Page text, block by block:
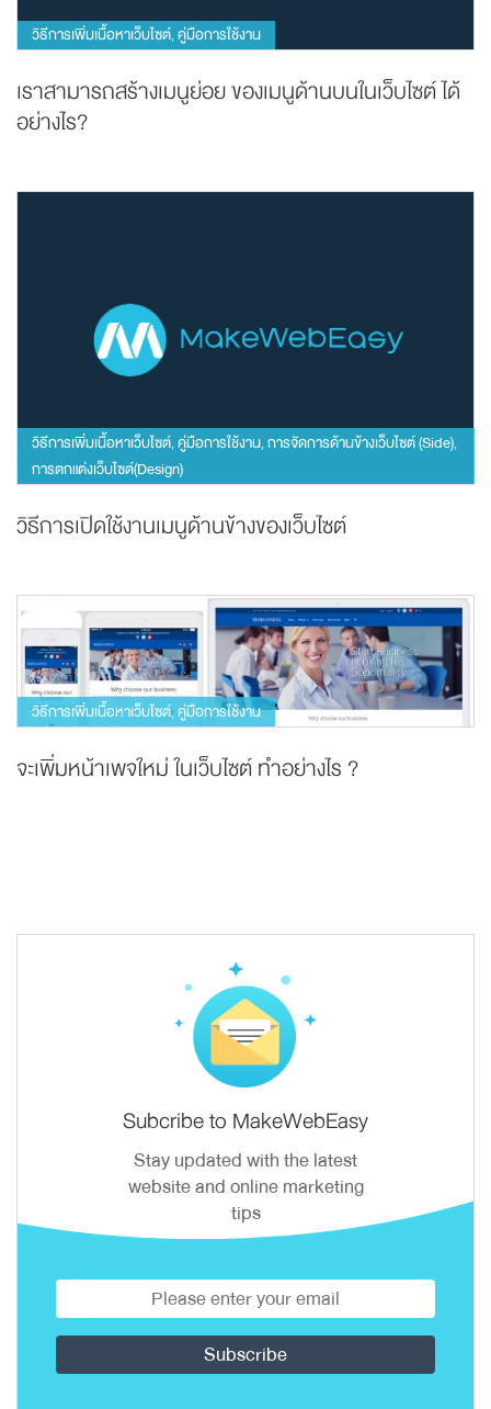
วิธีการเพิ่มเนื้อหาเว็บไซต์,คู่มือการใช้งาน
เราสามารถสร้างเมนูย่อย ของเมนูด้านบนในเว็บไซต์ ได้
อย่างไร?
วิธีการเพิ่มเนื้อหาเว็บไซต์,คู่มือการใช้งาน,การจัดการด้านข้างเว็บไซต์ (Side),
การตกแต่งเว็บไซต์(Design)
วิธีการเปิดใช้งานเมนูด้านข้างของเว็บไซต์
วิธีการเพิ่มเนื้อหาเว็บไซต์,คู่มือการใช้งาน
จะเพิ่มหน้าเพจใหม่ ในเว็บไซต์ ทำอย่างไร ?
Subcribe to MakeWebEasy
Stay updated with the latest
website and online marketing
tips